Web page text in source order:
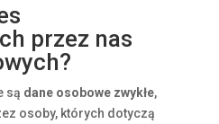
przez nas
są dane osobowe zwykłe,
osoby, których dotyczą